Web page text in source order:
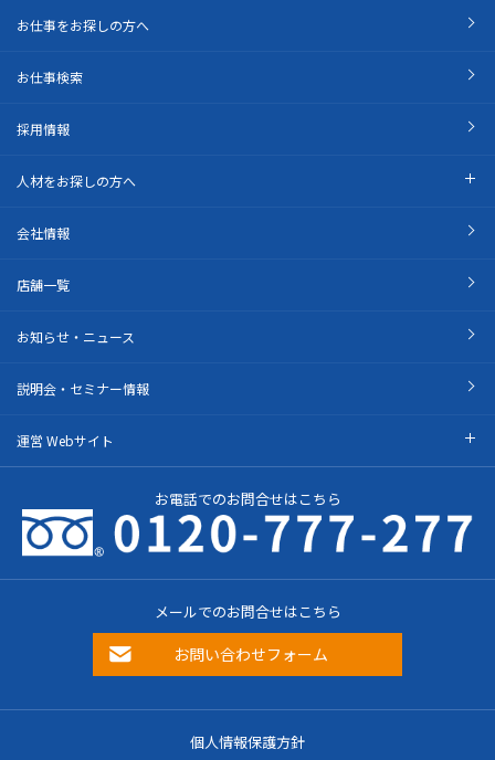
お仕事をお探しの方へ
お仕事検索
採用情報
人材をお探しの方へ
会社情報
店舗一覧
お知らせ・ニュース
説明会・セミナー情報
運営 Webサイト
お電話でのお問合せはこちら
メールでのお問合せはこちら
お問い合わせフォーム
個人情報保護方針